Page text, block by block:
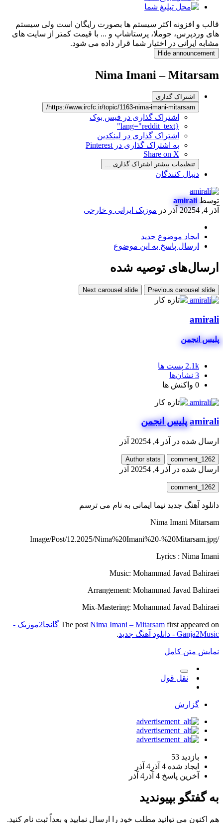
قالب و افزونه اکثر سیستم ها بصورت رایگان است ولی سیستم
های وردپرس، جوملا، پرستاشاپ و ... با قیمت کمتر از سایت های
مشابه ایرانی در اختیار شما قرار داده می شود.
Hide announcement
Nima Imani – Mitarsam
اشتراک گذاری
https://www.ircfc.ir/topic/1163-nima-imani-mitarsam/
اشتراک گذاری در فیس بوک
{lang="reddit_text"
اشتراک گذاری در لینکدین
به اشتراک گذاری در Pinterest
Share on X
تنظیمات بیشتر اشتراک گذاری ...
دنبال کنندگان
توسطamirali
آذر 4, 2025
4 آذر در موزیک ایرانی و خارجی
ایجاد موضوع جدید
ارسال پاسخ به این موضوع
ارسال‌های توصیه شده
Previous carousel slide
Next carousel slide
amirali
پلیس انجمن
2.1k پست ها
3 نشان‌ها
0 واکنش ها
amirali پلیس انجمن
ارسال شده در آذر 4, 2025 4 آذر
comment_1262
Author stats
ارسال شده در آذر 4, 2025 4 آذر
comment_1262
دانلود آهنگ جدید نیما ایمانی به نام می ترسم
Nima Imani Mitarsam
/Image/Post/12.2025/Nima%20Imani%20-%20Mitarsam.jpg
Lyrics : Nima Imani
Music: Mohammad Javad Bahiraei
Arrangement: Mohammad Javad Bahiraei
Mix-Mastering: Mohammad Javad Bahiraei
The post Nima Imani – Mitarsam first appeared on
گانجا2موزیک -
Ganja2Music - دانلود آهنگ جدید
.
نمایش متن کامل
نقل قول
گزارش
بازدید 53
ایجاد شده 4 آذر
4 آذر
آخرین پاسخ 4 آذر 4 آذر
به گفتگو بپیوندید
هم اکنون می توانید مطلب خود را ارسال نمایید و بعداً ثبت نام کنید.